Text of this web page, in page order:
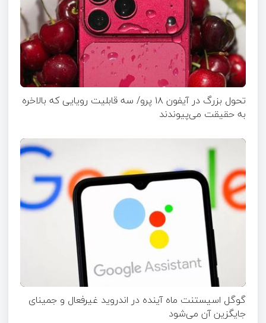
تحول بزرگ در آیفون ۱۸ پرو/ سه قابلیت رویایی که بالاخره
به حقیقت می‌پیوندند
گوگل اسیستنت ماه آینده در اندروید غیرفعال و جمینای
جایگزین آن می‌شود